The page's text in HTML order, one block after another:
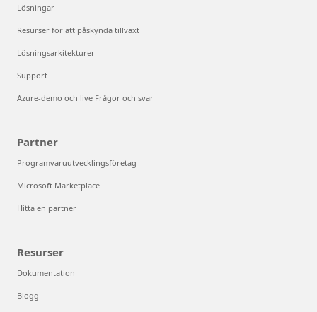
Lösningar
Resurser för att påskynda tillväxt
Lösningsarkitekturer
Support
Azure-demo och live Frågor och svar
Partner
Programvaruutvecklingsföretag
Microsoft Marketplace
Hitta en partner
Resurser
Dokumentation
Blogg